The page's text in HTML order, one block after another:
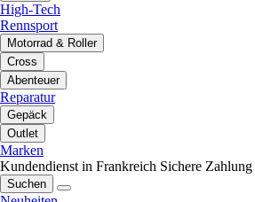
High-Tech
Rennsport
Motorrad & Roller
Cross
Abenteuer
Reparatur
Gepäck
Outlet
Marken
Kundendienst in Frankreich Sichere Zahlung
Suchen